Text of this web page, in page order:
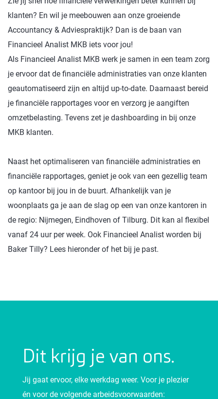
klanten? En wil je meebouwen aan onze groeiende
Accountancy & Adviespraktijk? Dan is de baan van
Financieel Analist MKB iets voor jou!
Als Financieel Analist MKB werk je samen in een team zorg
je ervoor dat de financiële administraties van onze klanten
geautomatiseerd zijn en altijd up-to-date. Daarnaast bereid
je financiële rapportages voor en verzorg je aangiften
omzetbelasting. Tevens zet je dashboarding in bij onze
MKB klanten.
Naast het optimaliseren van financiële administraties en
financiële rapportages, geniet je ook van een gezellig team
op kantoor bij jou in de buurt. Afhankelijk van je
woonplaats ga je aan de slag op een van onze kantoren in
de regio: Nijmegen, Eindhoven of Tilburg. Dit kan al flexibel
vanaf 24 uur per week. Ook Financieel Analist worden bij
Baker Tilly? Lees hieronder of het bij je past.
Dit krijg je van ons.
Jij gaat ervoor, elke werkdag weer. Voor je plezier
én voor de volgende arbeidsvoorwaarden: